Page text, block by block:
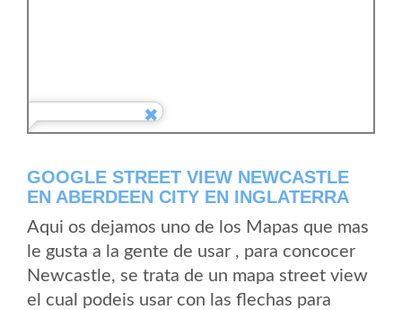
GOOGLE STREET VIEW NEWCASTLE
EN ABERDEEN CITY EN INGLATERRA
Aqui os dejamos uno de los Mapas que mas
le gusta a la gente de usar , para concocer
Newcastle, se trata de un mapa street view
el cual podeis usar con las flechas para